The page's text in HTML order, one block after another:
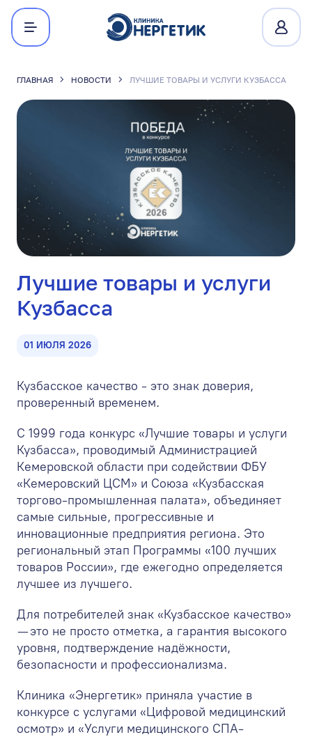
ГЛАВНАЯ НОВОСТИ ЛУЧШИЕ ТОВАРЫ И УСЛУГИ КУЗБАССА
Лучшие товары и услуги
Кузбасса
01 ИЮЛЯ 2026
Кузбасское качество - это знак доверия,
проверенный временем.
С 1999 года конкурс «Лучшие товары и услуги
Кузбасса», проводимый Администрацией
Кемеровской области при содействии ФБУ
«Кемеровский ЦСМ» и Союза «Кузбасская
торгово-промышленная палата», объединяет
самые сильные, прогрессивные и
инновационные предприятия региона. Это
региональный этап Программы «100 лучших
товаров России», где ежегодно определяется
лучшее из лучшего.
Для потребителей знак «Кузбасское качество»
— это не просто отметка, а гарантия высокого
уровня, подтверждение надёжности,
безопасности и профессионализма.
Клиника «Энергетик» приняла участие в
конкурсе с услугами «Цифровой медицинский
осмотр» и «Услуги медицинского СПА-